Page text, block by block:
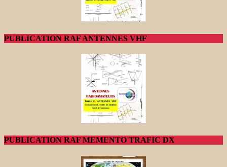
PUBLICATION RAF ANTENNES VHF
PUBLICATION RAF MEMENTO TRAFIC DX